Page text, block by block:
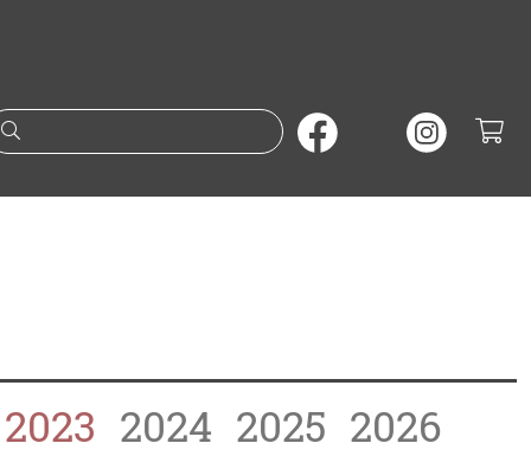
Suche nach Büchern oder
2023 2024 2025 2026